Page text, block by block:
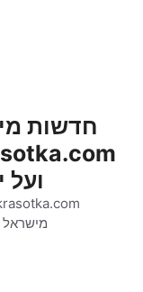
חדשות
ועל
מישראל